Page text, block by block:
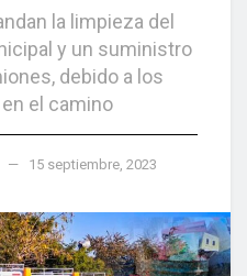
la limpieza del
y un suministro
debido a los
el camino
15 septiembre, 2023